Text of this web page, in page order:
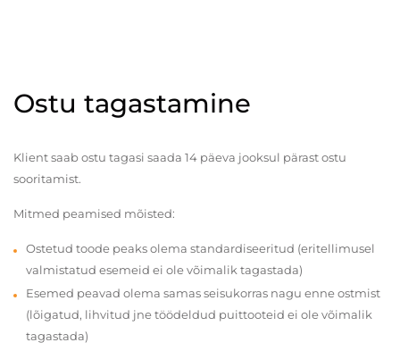
Ostu tagastamine
Klient saab ostu tagasi saada 14 päeva jooksul pärast ostu
sooritamist.
Mitmed peamised mõisted:
Ostetud toode peaks olema standardiseeritud (eritellimusel
valmistatud esemeid ei ole võimalik tagastada)
Esemed peavad olema samas seisukorras nagu enne ostmist
(lõigatud, lihvitud jne töödeldud puittooteid ei ole võimalik
tagastada)